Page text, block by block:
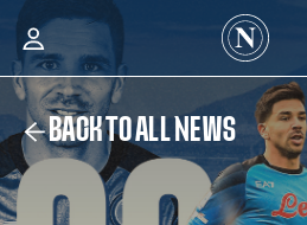
BACK TO ALL NEWS